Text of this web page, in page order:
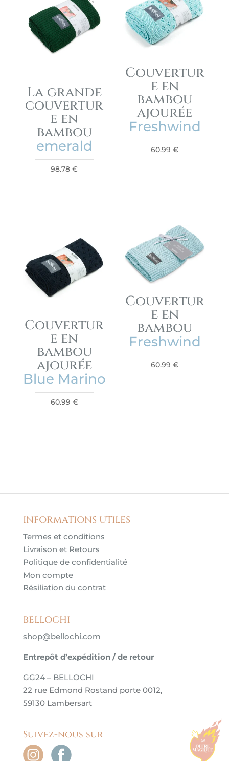
La grande
couvertur
e en
bambou
emerald
98.78€
Couvertur
e en
bambou
ajourée
Freshwind
60.99€
Couvertur
e en
bambou
ajourée
Blue Marino
60.99 €
Couvertur
e en
bambou
Freshwind
60.99€
INFORMATIONS UTILES
Termes et conditions
Livraison et Retours
Politique de confidentialité
Mon compte
Résiliation du contrat
BELLOCHI
shop@bellochi.com
Entrepôt d’expédition / de retour
GG24 – BELLOCHI
22 rue Edmond Rostand porte 0012,
59130 Lambersart
Suivez-nous sur